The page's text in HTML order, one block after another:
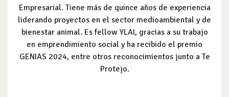
Empresarial. Tiene más de quince años de experiencia
liderando proyectos en el sector medioambiental y de
bienestar animal. Es fellow YLAI, gracias a su trabajo
en emprendimiento social y ha recibido el premio
GENIAS 2024, entre otros reconocimientos junto a Te
Protejo.